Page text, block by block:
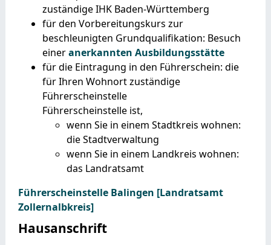
zuständige IHK Baden-Württemberg
für den Vorbereitungskurs zur
beschleunigten Grundqualifikation: Besuch
eineranerkannten Ausbildungsstätte
für die Eintragung in den Führerschein: die
für Ihren Wohnort zuständige
Führerscheinstelle
Führerscheinstelle ist,
wenn Sie in einem Stadtkreis wohnen:
die Stadtverwaltung
wenn Sie in einem Landkreis wohnen:
das Landratsamt
Führerscheinstelle Balingen [Landratsamt
Zollernalbkreis]
Hausanschrift